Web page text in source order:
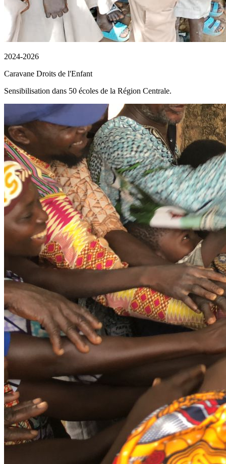
2024-2026
Caravane Droits de l'Enfant
Sensibilisation dans 50 écoles de la Région Centrale.